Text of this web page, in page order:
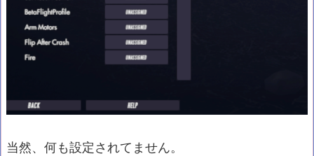
当然、何も設定されてません。